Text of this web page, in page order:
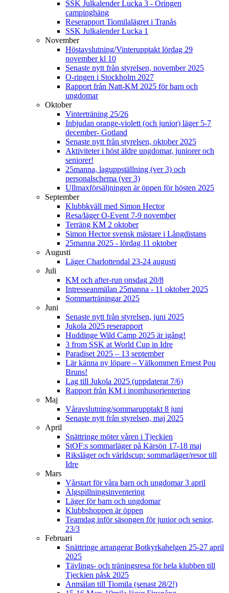
SSK Julkalender Lucka 3 - Oringen
campinghäng
Reserapport Tiomilalägret i Tranås
SSK Julkalender Lucka 1
November
Höstavslutning/Vinterupptakt lördag 29
november kl 10
Senaste nytt från styrelsen, november 2025
O-ringen i Stockholm 2027
Rapport från Natt-KM 2025 för barn och
ungdomar
Oktober
Vinterträning 25/26
Inbjudan orange-violett (och junior) läger 5-7
december- Gotland
Senaste nytt från styrelsen, oktober 2025
Aktiviteter i höst äldre ungdomar, juniorer och
seniorer!
25manna, laguppställning (ver 3) och
personalschema (ver 3)
Ullmaxförsäljningen är öppen för hösten 2025
September
Klubbkväll med Simon Hector
Resa/läger O-Event 7-9 november
Terräng KM 2 oktober
Simon Hector svensk mästare i Långdistans
25manna 2025 - lördag 11 oktober
Augusti
Läger Charlottendal 23-24 augusti
Juli
KM och after-run onsdag 20/8
Intresseanmälan 25manna - 11 oktober 2025
Sommarträningar 2025
Juni
Senaste nytt från styrelsen, juni 2025
Jukola 2025 reserapport
Huddinge Wild Camp 2025 är igång!
3 from SSK at World Cup in Idre
Paradiset 2025 – 13 september
Lär känna ny löpare – Välkommen Ernest Pou
Bruns!
Lag till Jukola 2025 (uppdaterat 7/6)
Rapport från KM i inomhusorientering
Maj
Våravslutning/sommarupptakt 8 juni
Senaste nytt från styrelsen, maj 2025
April
Snättringe möter våren i Tjeckien
StOF:s sommarläger på Kärsön 17-18 maj
Riksläger och världscup: sommarläger/resor till
Idre
Mars
Vårstart för våra barn och ungdomar 3 april
Älgspillningsinventering
Läger för barn och ungdomar
Klubbshoppen är öppen
Teamdag inför säsongen för junior och senior,
23/3
Februari
Snättringe arrangerar Botkyrkahelgen 25-27 april
2025
Tävlings- och träningsresa för hela klubben till
Tjeckien påsk 2025
Anmälan till Tiomila (senast 28/2!)